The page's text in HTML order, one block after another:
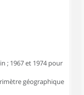
; 1967 et 1974 pour
géographique